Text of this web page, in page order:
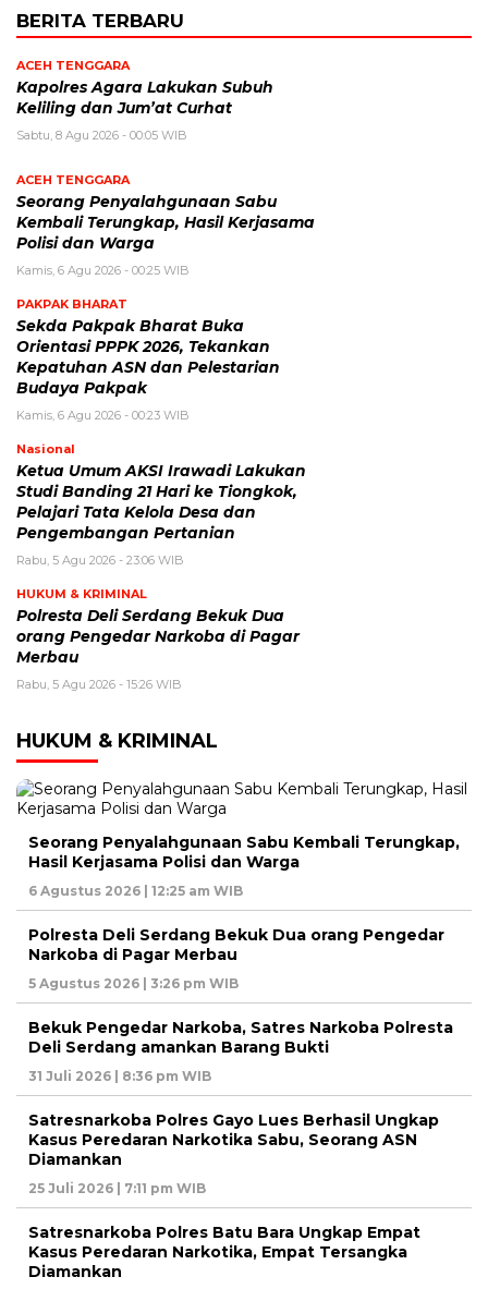
BERITA TERBARU
ACEH TENGGARA
Kapolres Agara Lakukan Subuh
Keliling dan Jum’at Curhat
Sabtu, 8 Agu 2026 - 00:05 WIB
ACEH TENGGARA
Seorang Penyalahgunaan Sabu
Kembali Terungkap, Hasil Kerjasama
Polisi dan Warga
Kamis, 6 Agu 2026 - 00:25 WIB
PAKPAK BHARAT
Sekda Pakpak Bharat Buka
Orientasi PPPK 2026, Tekankan
Kepatuhan ASN dan Pelestarian
Budaya Pakpak
Kamis, 6 Agu 2026 - 00:23 WIB
Nasional
Ketua Umum AKSI Irawadi Lakukan
Studi Banding 21 Hari ke Tiongkok,
Pelajari Tata Kelola Desa dan
Pengembangan Pertanian
Rabu, 5 Agu 2026 - 23:06 WIB
HUKUM & KRIMINAL
Polresta Deli Serdang Bekuk Dua
orang Pengedar Narkoba di Pagar
Merbau
Rabu, 5 Agu 2026 - 15:26 WIB
HUKUM & KRIMINAL
Seorang Penyalahgunaan Sabu Kembali Terungkap,
Hasil Kerjasama Polisi dan Warga
6 Agustus 2026 | 12:25 am WIB
Polresta Deli Serdang Bekuk Dua orang Pengedar
Narkoba di Pagar Merbau
5 Agustus 2026 | 3:26 pm WIB
Bekuk Pengedar Narkoba, Satres Narkoba Polresta
Deli Serdang amankan Barang Bukti
31 Juli 2026 | 8:36 pm WIB
Satresnarkoba Polres Gayo Lues Berhasil Ungkap
Kasus Peredaran Narkotika Sabu, Seorang ASN
Diamankan
25 Juli 2026 | 7:11 pm WIB
Satresnarkoba Polres Batu Bara Ungkap Empat
Kasus Peredaran Narkotika, Empat Tersangka
Diamankan